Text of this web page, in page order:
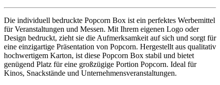
Die individuell bedruckte Popcorn Box ist ein perfektes Werbemittel
für Veranstaltungen und Messen. Mit Ihrem eigenen Logo oder
Design bedruckt, zieht sie die Aufmerksamkeit auf sich und sorgt für
eine einzigartige Präsentation von Popcorn. Hergestellt aus qualitativ
hochwertigem Karton, ist diese Popcorn Box stabil und bietet
genügend Platz für eine großzügige Portion Popcorn. Ideal für
Kinos, Snackstände und Unternehmensveranstaltungen.